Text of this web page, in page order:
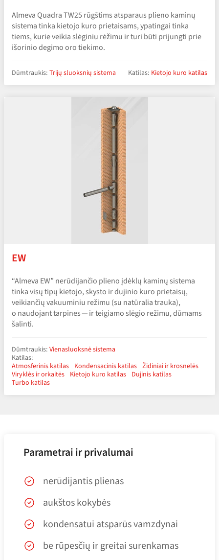
Almeva Quadra TW25 rūgštims atsparaus plieno kaminų
sistema tinka kietojo kuro prietaisams, ypatingai tinka
tiems, kurie veikia slėginiu rėžimu ir turi būti prijungti prie
išorinio degimo oro tiekimo.
Dūmtraukis: Trijų sluoksnių sistema Katilas: Kietojo kuro katilas
EW
“Almeva EW” nerūdijančio plieno įdėklų kaminų sistema
tinka visų tipų kietojo, skysto ir dujinio kuro prietaisų,
veikiančių vakuuminiu režimu (su natūralia trauka),
o naudojant tarpines — ir teigiamo slėgio režimu, dūmams
šalinti.
Dūmtraukis: Vienasluoksnė sistema
Katilas:
Atmosferinis katilas Kondensacinis katilas Židiniai ir krosnelės
Viryklės ir orkaitės Kietojo kuro katilas Dujinis katilas
Turbo katilas
Parametrai ir privalumai
nerūdijantis plienas
aukštos kokybės
kondensatui atsparūs vamzdynai
be rūpesčių ir greitai surenkamas